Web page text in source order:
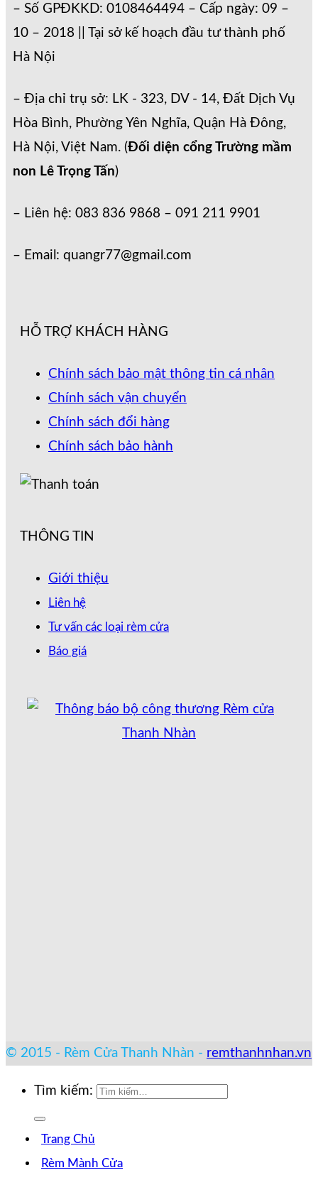
– Số GPĐKKD: 0108464494 – Cấp ngày: 09 –
10 – 2018 || Tại sở kế hoạch đầu tư thành phố
Hà Nội
– Địa chỉ trụ sở: LK - 323, DV - 14, Đất Dịch Vụ
Hòa Bình, Phường Yên Nghĩa, Quận Hà Đông,
Hà Nội, Việt Nam. (Đối diện cổng Trường mầm
non Lê Trọng Tấn)
– Liên hệ: 083 836 9868 – 091 211 9901
– Email: quangr77@gmail.com
HỖ TRỢ KHÁCH HÀNG
Chính sách bảo mật thông tin cá nhân
Chính sách vận chuyển
Chính sách đổi hàng
Chính sách bảo hành
THÔNG TIN
Giới thiệu
Liên hệ
Tư vấn các loại rèm cửa
Báo giá
© 2015 - Rèm Cửa Thanh Nhàn - remthanhnhan.vn
Tìm kiếm:
Trang Chủ
Rèm Mành Cửa